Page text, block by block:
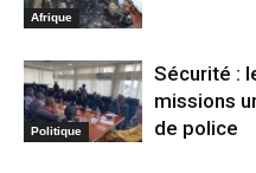
Afrique
Politique
Sécurité :
missions
de police